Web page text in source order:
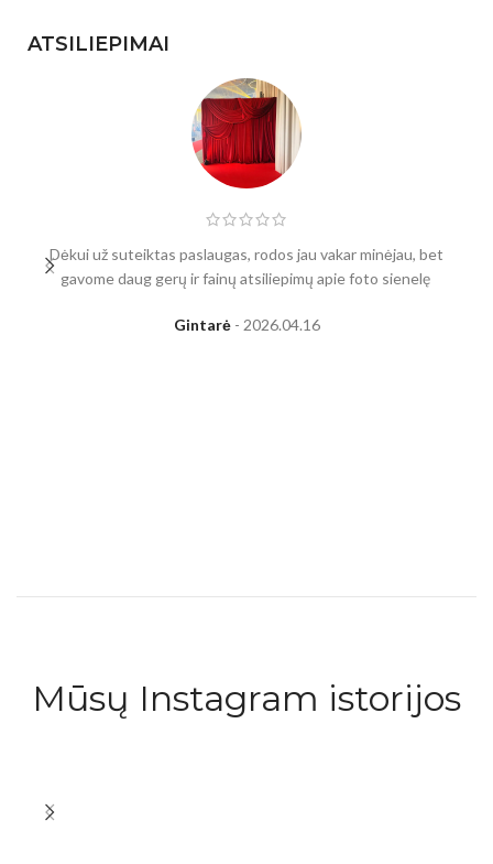
ATSILIEPIMAI
Dėkui už suteiktas paslaugas, rodos jau vakar minėjau, bet
gavome daug gerų ir fainų atsiliepimų apie foto sienelę
Gintarė 2026.04.16
Mūsų Instagram istorijos